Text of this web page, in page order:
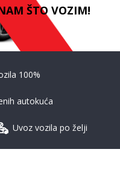
ŠTO VOZIM!
100%
autokuća
Uvoz vozila po želji